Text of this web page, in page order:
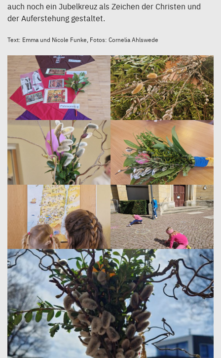
auch noch ein Jubelkreuz als Zeichen der Christen und
der Auferstehung gestaltet.
Text: Emma und Nicole Funke, Fotos: Cornelia Ahlswede